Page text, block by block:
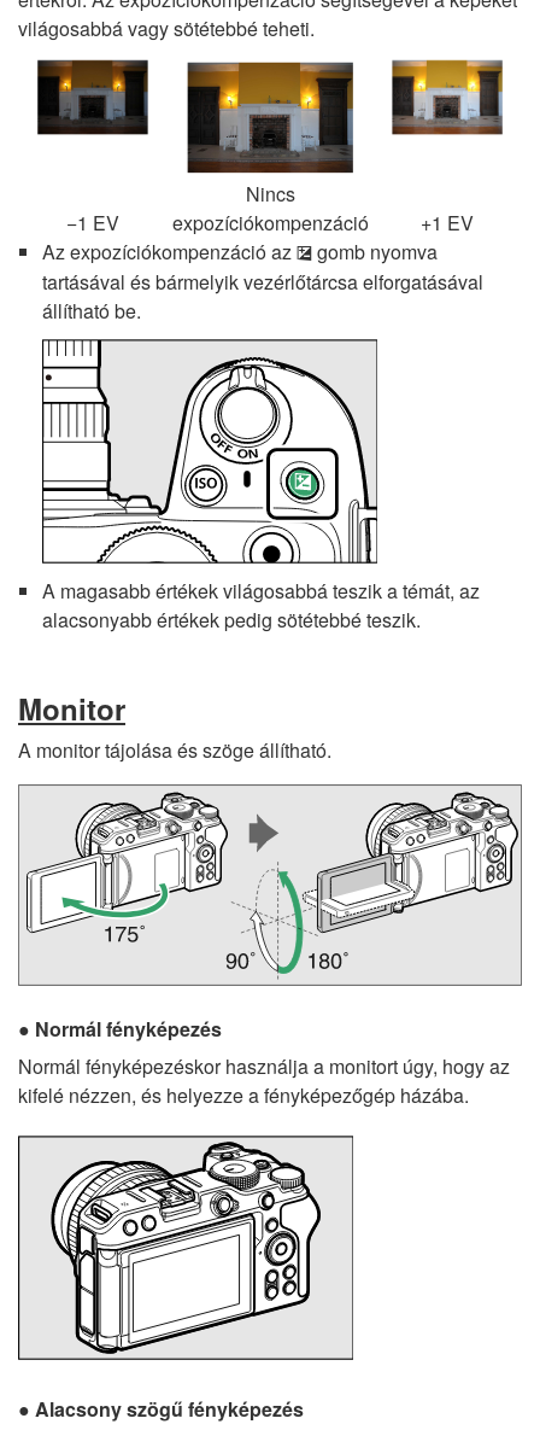
világosabbá vagy sötétebbé teheti.
−1 EV
Nincs
expozíciókompenzáció
+1 EV
Az expozíciókompenzáció az E gomb nyomva
tartásával és bármelyik vezérlőtárcsa elforgatásával
állítható be.
A magasabb értékek világosabbá teszik a témát, az
alacsonyabb értékek pedig sötétebbé teszik.
Monitor
A monitor tájolása és szöge állítható.
Normál fényképezés
Normál fényképezéskor használja a monitort úgy, hogy az
kifelé nézzen, és helyezze a fényképezőgép házába.
Alacsony szögű fényképezés